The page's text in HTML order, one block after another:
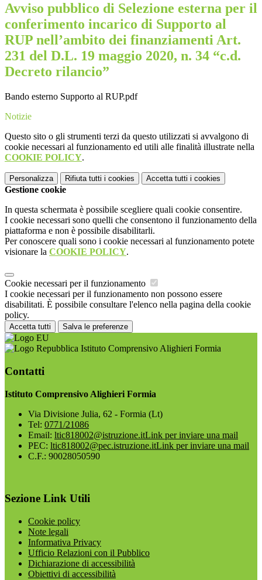
Avviso pubblico di Selezione esterna per il
conferimento incarico di Supporto al
RUP nell’ambito dei finanziamenti Art.
231 del D.L. 19 maggio 2020, n. 34 “c.d.
Decreto rilancio”
Bando esterno Supporto al RUP.pdf
Notizie
Questo sito o gli strumenti terzi da questo utilizzati si avvalgono di
cookie necessari al funzionamento ed utili alle finalità illustrate nella
COOKIE POLICY.
Personalizza Rifiuta tutti i cookies Accetta tutti i cookies
Gestione cookie
In questa schermata è possibile scegliere quali cookie consentire.
I cookie necessari sono quelli che consentono il funzionamento della
piattaforma e non è possibile disabilitarli.
Per conoscere quali sono i cookie necessari al funzionamento potete
visionare la COOKIE POLICY.
Cookie necessari per il funzionamento
I cookie necessari per il funzionamento non possono essere
disabilitati. È possibile consultare l'elenco nella pagina della cookie
policy.
Accetta tutti Salva le preferenze
Istituto Comprensivo Alighieri Formia
Contatti
Istituto Comprensivo Alighieri Formia
Via Divisione Julia, 62 - Formia (Lt)
Tel: 0771/21086
Email: ltic818002@istruzione.itLink per inviare una mail
PEC: ltic818002@pec.istruzione.itLink per inviare una mail
C.F.: 90028050590
Sezione Link Utili
Cookie policy
Note legali
Informativa Privacy
Ufficio Relazioni con il Pubblico
Dichiarazione di accessibilità
Obiettivi di accessibilità